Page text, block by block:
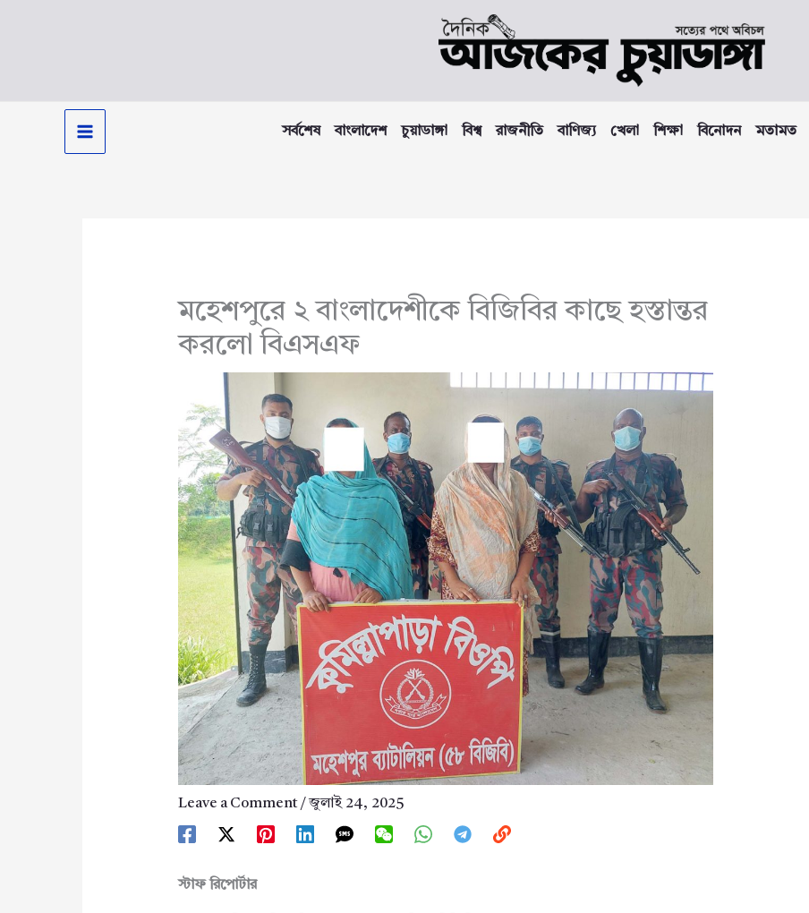
সর্বশেষ বাংলাদেশ চুয়াডাঙ্গা বিশ্ব রাজনীতি বাণিজ্য খেলা শিক্ষা বিনোদন মতামত
মহেশপুরে ২ বাংলাদেশীকে বিজিবির কাছে হস্তান্তর
করলো বিএসএফ
Leave a Comment /জুলাই 24, 2025
স্টাফ রিপোর্টার